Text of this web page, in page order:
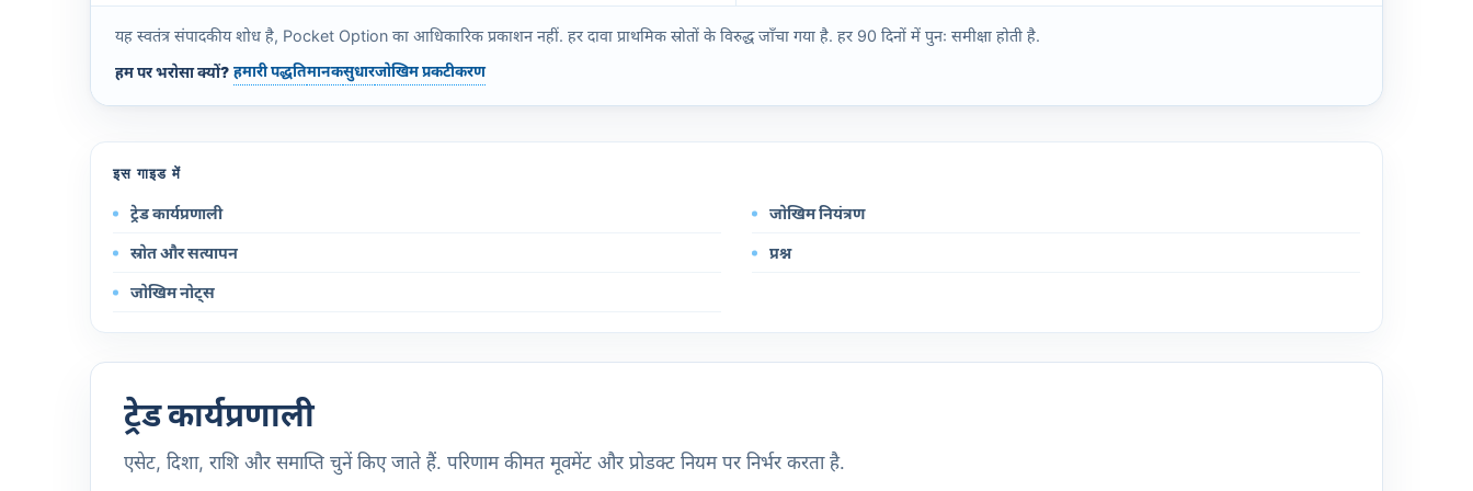
यह स्वतंत्र संपादकीय शोध है, Pocket Option का आधिकारिक प्रकाशन नहीं. हर दावा प्राथमिक स्रोतों के विरुद्ध जाँचा गया है. हर 90 दिनों में पुनः समीक्षा होती है.
हम पर भरोसा क्यों? हमारी पद्धतिमानकसुधारजोखिम प्रकटीकरण
इस गाइड में
ट्रेड कार्यप्रणाली जोखिम नियंत्रण
स्रोत और सत्यापन प्रश्न
जोखिम नोट्स
ट्रेड कार्यप्रणाली
एसेट, दिशा, राशि और समाप्ति चुनें किए जाते हैं. परिणाम कीमत मूवमेंट और प्रोडक्ट नियम पर निर्भर करता है.